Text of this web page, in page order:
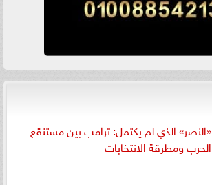
«النصر» الذي لم يكتمل: ترامب بين مستنقع
الحرب ومطرقة الانتخابات